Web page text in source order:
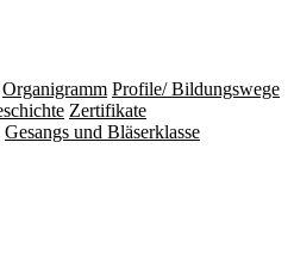
Organigramm Profile/ Bildungswege
Zertifikate
Gesangs und Bläserklasse